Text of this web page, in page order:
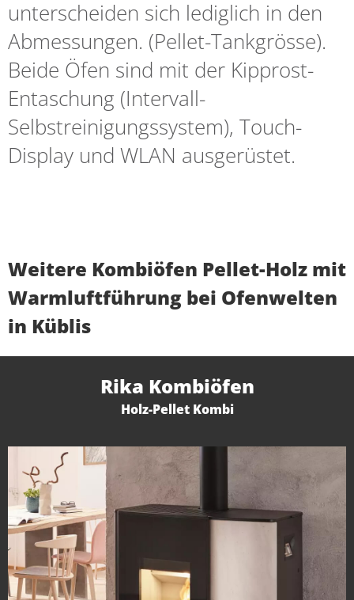
unterscheiden sich lediglich in den
Abmessungen. (Pellet-Tankgrösse).
Beide Öfen sind mit der Kipprost-
Entaschung (Intervall-
Selbstreinigungssystem), Touch-
Display und WLAN ausgerüstet.
Weitere Kombiöfen Pellet-Holz mit
Warmluftführung bei Ofenwelten
in Küblis
Rika Kombiöfen
Holz-Pellet Kombi